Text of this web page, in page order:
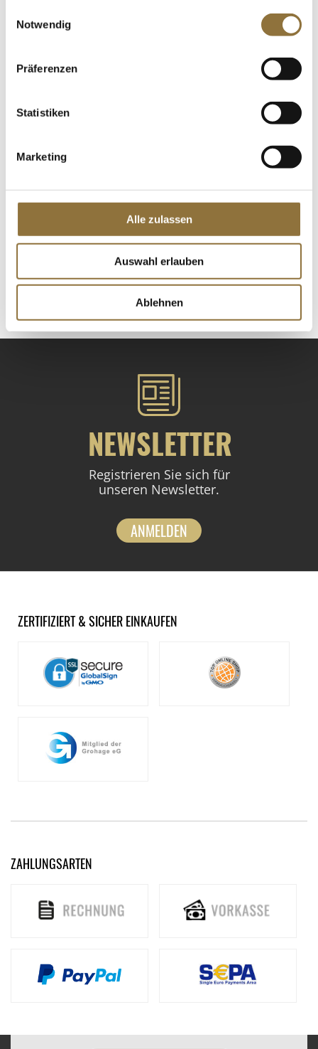
Notwendig
Präferenzen
Statistiken
Marketing
Alle zulassen
Auswahl erlauben
Ablehnen
LEBENSMITTELKENNZEICHNUNGEN
Gölles Balsam Birnen Essig, 5% Säure,
€ 16,49
St.
NEWSLETTER
Registrieren Sie sich für
unseren Newsletter.
ANMELDEN
ZERTIFIZIERT & SICHER EINKAUFEN
ZAHLUNGSARTEN